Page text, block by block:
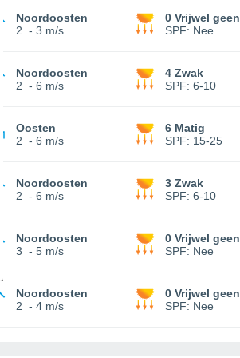
Noordoosten
2 - 3 m/s
0 Vrijwel geen
SPF: Nee
Noordoosten
2 - 6 m/s
4 Zwak
SPF: 6-10
Oosten
2 - 6 m/s
6 Matig
SPF: 15-25
Noordoosten
2 - 6 m/s
3 Zwak
SPF: 6-10
Noordoosten
3 - 5 m/s
0 Vrijwel geen
SPF: Nee
Noordoosten
2 - 4 m/s
0 Vrijwel geen
SPF: Nee